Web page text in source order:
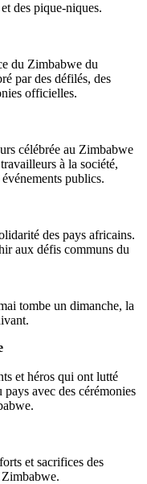
des pique-niques.
du Zimbabwe du
par des défilés, des
officielles.
célébrée au Zimbabwe
à la société,
publics.
des pays africains.
aux défis communs du
tombe un dimanche, la
et héros qui ont lutté
avec des cérémonies
et sacrifices des
Zimbabwe.